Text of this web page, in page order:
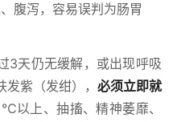
腹泻，容易误判为肠胃
3天仍无缓解，或出现呼吸
紫（发绀）， 必须立即就
以上、抽搐、精神萎靡、